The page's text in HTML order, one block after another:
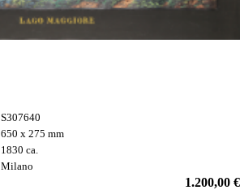
DESCRIZIONE
S307640
650 x 275 mm
1830 ca.
Milano
Prezzo
1.200,00 €